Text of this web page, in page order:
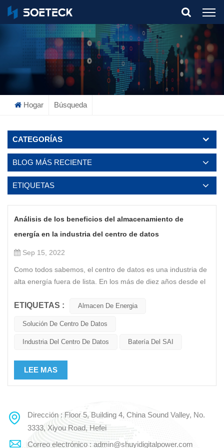
What Are You Looking For?
Hogar Búsqueda
CATEGORÍAS
BLOG MÁS RECIENTE
ETIQUETAS
Análisis de los beneficios del almacenamiento de
energía en la industria del centro de datos
Sep 15, 2022
Como todos sabemos, el centro de datos es una industria de
alta energía fuera de lista. En los más de diez años desde el
datos, el consumo total de energía de la industria de centros
energía de los centros de datos en China alcanzará los 200
2025, se espera que la proporción se duplique a 4,05%. Y en
los costos operativos del centro de datos, el costo de la
el valor PUE a través de varias medidas de ahorro de energía
y mejorar la eficiencia del consumo de electricidad, el costo
del consumo de electricidad sigue siendo la cabeza grande
ETIQUETAS : Almacen De Energia
Solución De Centro De Datos
Industria Del Centro De Datos Batería Del SAI
LEE MAS
Dirección : Floor 5, Building 4, China Sound Valley, No.
3333, Xiyou Road, Hefei
Correo electrónico : admin@shuyidigitalpower.com